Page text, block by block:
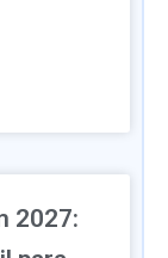
2027: